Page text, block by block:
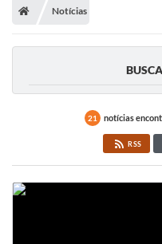
Consultar Processos
Notícias
21 notícias
RSS